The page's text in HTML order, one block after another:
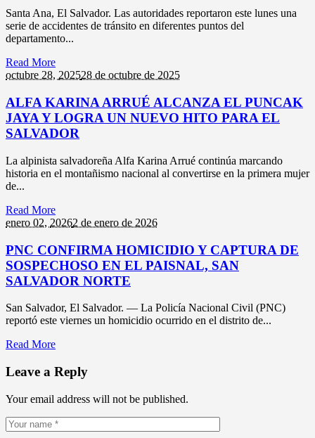
Santa Ana, El Salvador. Las autoridades reportaron este lunes una
serie de accidentes de tránsito en diferentes puntos del
departamento...
Read More
octubre 28, 202528 de octubre de 2025
ALFA KARINA ARRUÉ ALCANZA EL PUNCAK
JAYA Y LOGRA UN NUEVO HITO PARA EL
SALVADOR
La alpinista salvadoreña Alfa Karina Arrué continúa marcando
historia en el montañismo nacional al convertirse en la primera mujer
de...
Read More
enero 02, 20262 de enero de 2026
PNC CONFIRMA HOMICIDIO Y CAPTURA DE
SOSPECHOSO EN EL PAISNAL, SAN
SALVADOR NORTE
San Salvador, El Salvador. — La Policía Nacional Civil (PNC)
reportó este viernes un homicidio ocurrido en el distrito de...
Read More
Leave a Reply
Your email address will not be published.